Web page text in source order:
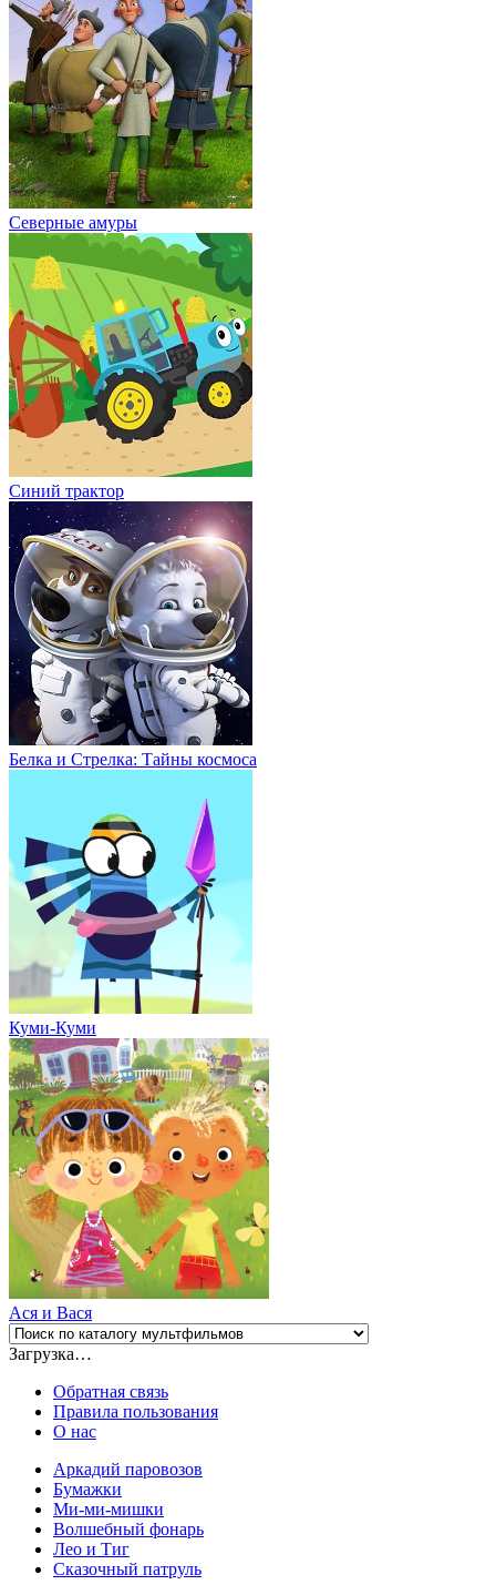
Северные амуры
Синий трактор
Белка и Стрелка: Тайны космоса
Куми-Куми
Ася и Вася
Загрузка…
Обратная связь
Правила пользования
О нас
Аркадий паровозов
Бумажки
Ми-ми-мишки
Волшебный фонарь
Лео и Тиг
Сказочный патруль